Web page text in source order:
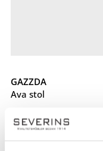
GAZZDA
Ava stol
7 542kr